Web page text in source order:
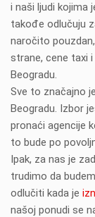
i naši ljudi kojima
takođe odlučuju
naročito
strane, cene taxi
Beogradu.
Sve to značajno
Beogradu. Izbor
pronaći agencije
to bude po
Ipak, za nas je
trudimo da
odlučiti kada je
našoj ponudi se